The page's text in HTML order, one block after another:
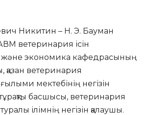
Никитин – Н. Э. Бауман
ветеринария ісін
экономика кафедрасының
қазан ветеринария
мектебінің негізін
басшысы, ветеринария
ілімнің негізін қалаушы.